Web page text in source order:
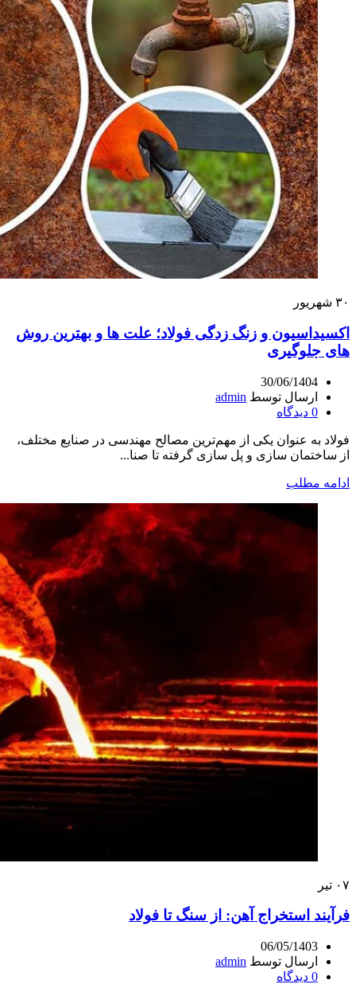
۳۰ شهریور
اکسیداسیون و زنگ‌ زدگی فولاد؛ علت‌ ها و بهترین روش‌
های جلوگیری
30/06/1404
ارسال توسط admin
0 دیدگاه
فولاد به عنوان یکی از مهم‌ترین مصالح مهندسی در صنایع مختلف،
از ساختمان‌ سازی و پل‌ سازی گرفته تا صنا...
ادامه مطلب
۰۷ تیر
فرآیند استخراج آهن: از سنگ تا فولاد
06/05/1403
ارسال توسط admin
0 دیدگاه